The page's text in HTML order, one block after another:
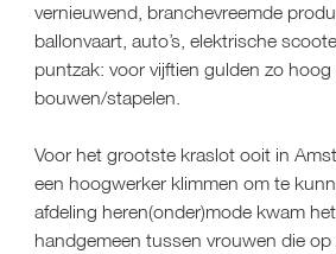
vernieuwend, branchevreemde
ballonvaart, auto’s, elektrische
puntzak: voor vijftien gulden zo hoog
bouwen/stapelen.
Voor het grootste kraslot ooit in
een hoogwerker klimmen om te
afdeling heren(onder)mode kwam
handgemeen tussen vrouwen die op